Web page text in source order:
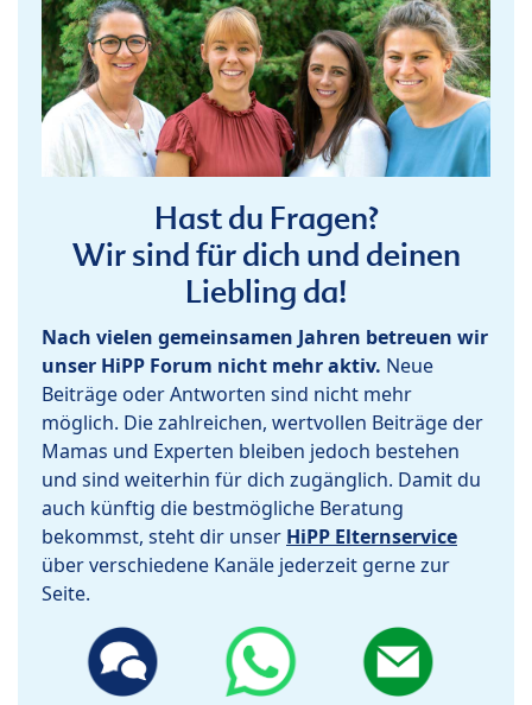
Hast du Fragen?
Wir sind für dich und deinen
Liebling da!
Nach vielen gemeinsamen Jahren betreuen wir
unser HiPP Forum nicht mehr aktiv. Neue
Beiträge oder Antworten sind nicht mehr
möglich. Die zahlreichen, wertvollen Beiträge der
Mamas und Experten bleiben jedoch bestehen
und sind weiterhin für dich zugänglich. Damit du
auch künftig die bestmögliche Beratung
bekommst, steht dir unser HiPP Elternservice
über verschiedene Kanäle jederzeit gerne zur
Seite.